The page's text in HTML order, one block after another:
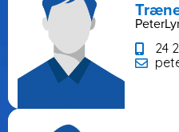
Peter
24